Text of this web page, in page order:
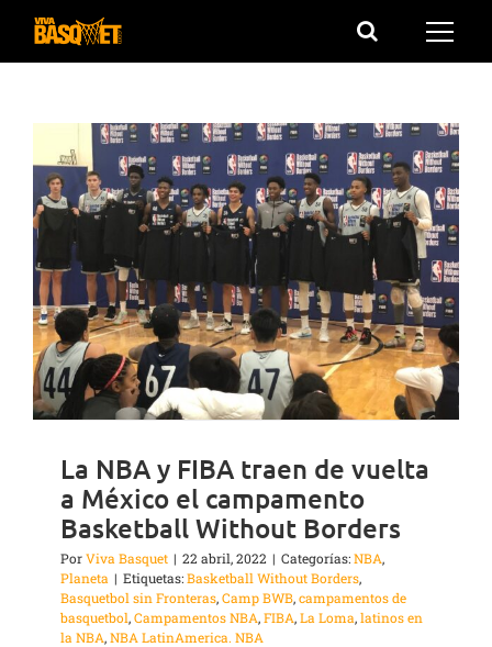
Saltar
La NBA y FIBA traen de vuelta
a México el campamento
Basketball Without Borders
PorViva Basquet | 22 abril, 2022 | Categorías:NBA,
Planeta | Etiquetas:Basketball Without Borders,
Basquetbol sin Fronteras,Camp BWB,campamentos de
basquetbol,Campamentos NBA,FIBA,La Loma,latinos en
la NBA,NBA LatinAmerica. NBA